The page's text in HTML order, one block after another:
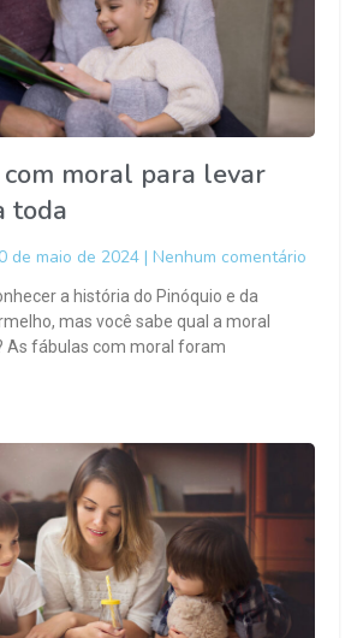
moral para levar
toda
de maio de 2024 Nenhum comentário
a história do Pinóquio e da
mas você sabe qual a moral
As fábulas com moral foram